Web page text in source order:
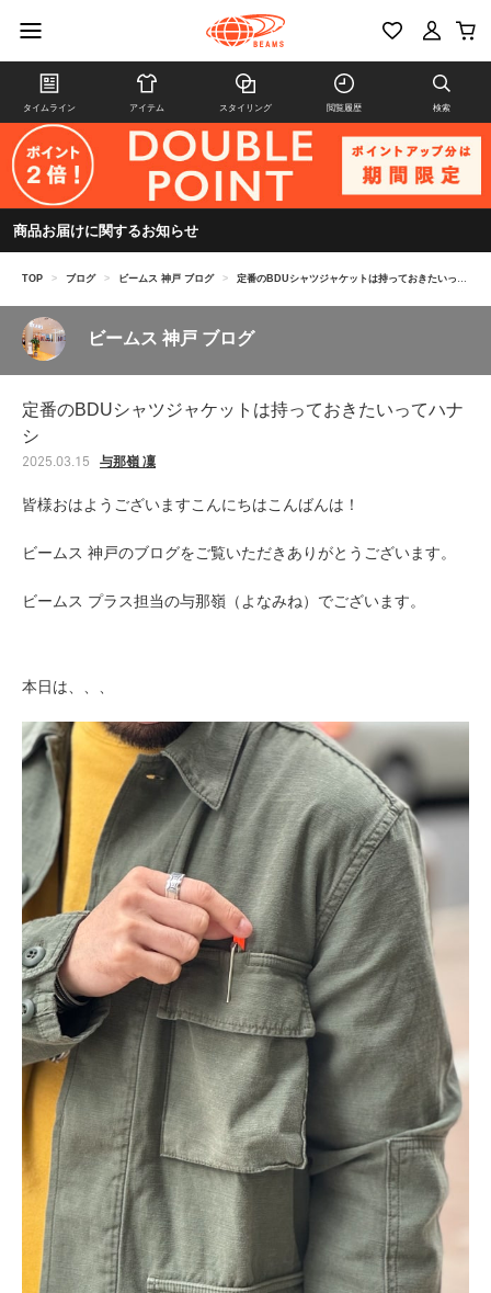
タイムライン アイテム スタイリング 閲覧履歴 検索
商品お届けに関するお知らせ
TOP > ブログ > ビームス 神戸 ブログ > 定番のBDUシャツジャケットは持っておきたいってハナシ
ビームス 神戸 ブログ
定番のBDUシャツジャケットは持っておきたいってハナ
シ
2025.03.15 与那嶺 凜
皆様おはようございますこんにちはこんばんは！
ビームス 神戸のブログをご覧いただきありがとうございます。
ビームス プラス担当の与那嶺（よなみね）でございます。
本日は、、、